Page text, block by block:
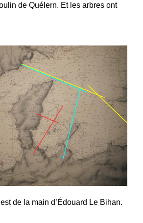
de Quélern. Et les arbres ont
de la main d’Édouard Le Bihan.